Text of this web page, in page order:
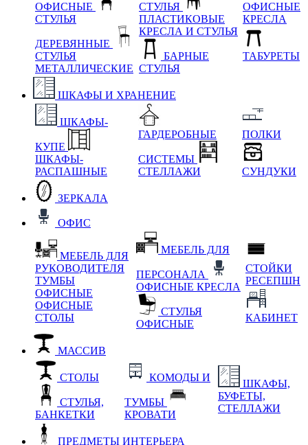
ОФИСНЫЕ
СТУЛЬЯ
ДЕРЕВЯННЫЕ
СТУЛЬЯ
МЕТАЛЛИЧЕСКИЕ
СТУЛЬЯ
ПЛАСТИКОВЫЕ
КРЕСЛА И СТУЛЬЯ
БАРНЫЕ
СТУЛЬЯ
ОФИСНЫЕ
КРЕСЛА
ТАБУРЕТЫ
ШКАФЫ И ХРАНЕНИЕ
ШКАФЫ-
КУПЕ
ШКАФЫ-
РАСПАШНЫЕ
ГАРДЕРОБНЫЕ
СИСТЕМЫ
СТЕЛЛАЖИ
ПОЛКИ
СУНДУКИ
ЗЕРКАЛА
ОФИС
МЕБЕЛЬ ДЛЯ
РУКОВОДИТЕЛЯ
ТУМБЫ
ОФИСНЫЕ
ОФИСНЫЕ
СТОЛЫ
МЕБЕЛЬ ДЛЯ
ПЕРСОНАЛА
ОФИСНЫЕ КРЕСЛА
СТУЛЬЯ
ОФИСНЫЕ
СТОЙКИ
РЕСЕПШН
КАБИНЕТ
МАССИВ
СТОЛЫ
СТУЛЬЯ,
БАНКЕТКИ
КОМОДЫ И
ТУМБЫ
КРОВАТИ
ШКАФЫ,
БУФЕТЫ,
СТЕЛЛАЖИ
ПРЕДМЕТЫ ИНТЕРЬЕРА